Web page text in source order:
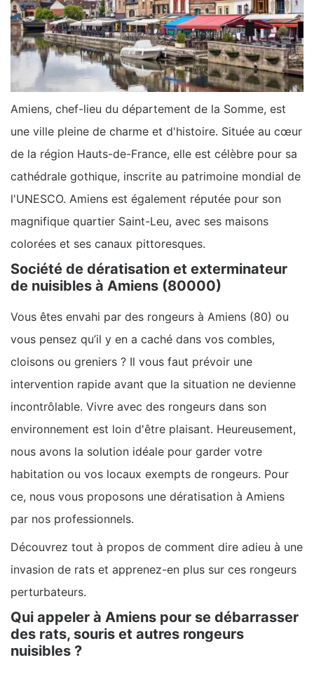
Amiens, chef-lieu du département de la Somme, est
une ville pleine de charme et d'histoire. Située au cœur
de la région Hauts-de-France, elle est célèbre pour sa
cathédrale gothique, inscrite au patrimoine mondial de
l'UNESCO. Amiens est également réputée pour son
magnifique quartier Saint-Leu, avec ses maisons
colorées et ses canaux pittoresques.
Société de dératisation et exterminateur
de nuisibles à Amiens (80000)
Vous êtes envahi par des rongeurs à Amiens (80) ou
vous pensez qu’il y en a caché dans vos combles,
cloisons ou greniers ? Il vous faut prévoir une
intervention rapide avant que la situation ne devienne
incontrôlable. Vivre avec des rongeurs dans son
environnement est loin d'être plaisant. Heureusement,
nous avons la solution idéale pour garder votre
habitation ou vos locaux exempts de rongeurs. Pour
ce, nous vous proposons une dératisation à Amiens
par nos professionnels.
Découvrez tout à propos de comment dire adieu à une
invasion de rats et apprenez-en plus sur ces rongeurs
perturbateurs.
Qui appeler à Amiens pour se débarrasser
des rats, souris et autres rongeurs
nuisibles ?